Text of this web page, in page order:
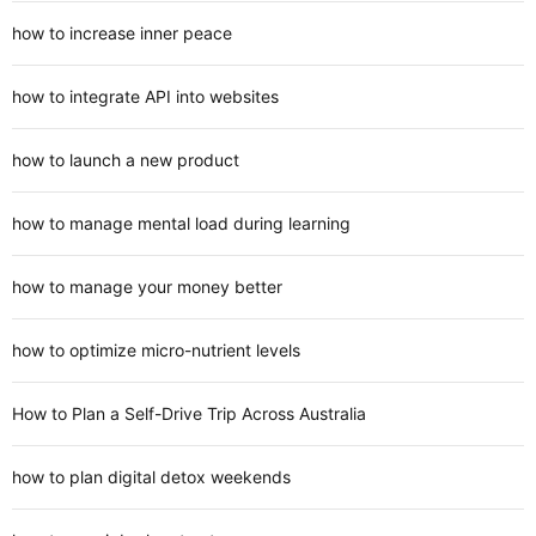
how to increase inner peace
how to integrate API into websites
how to launch a new product
how to manage mental load during learning
how to manage your money better
how to optimize micro-nutrient levels
How to Plan a Self-Drive Trip Across Australia
how to plan digital detox weekends